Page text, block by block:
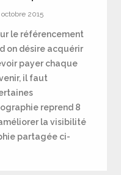
octobre 2015
le référencement
on désire acquérir
payer chaque
il faut
reprend 8
la visibilité
partagée ci-